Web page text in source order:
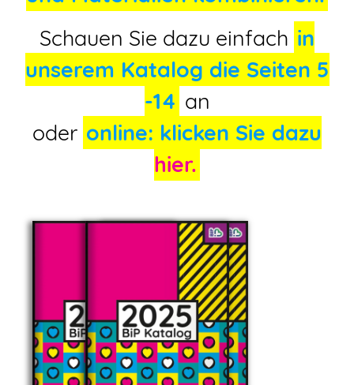
Schauen Sie dazu einfach in
unserem Katalog die Seiten 5
-14 an
oder online: klicken Sie dazu
hier.